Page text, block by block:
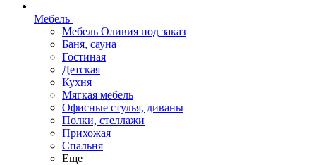
Мебель
Мебель Оливия под заказ
Баня, сауна
Гостиная
Детская
Кухня
Мягкая мебель
Офисные стулья, диваны
Полки, стеллажи
Прихожая
Спальня
Еще